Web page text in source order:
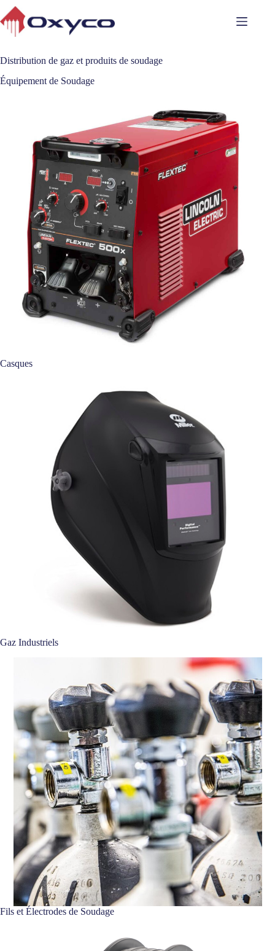
Skip
to
content
Distribution de gaz et produits de soudage
Équipement de Soudage
Casques
Gaz Industriels
Fils et Électrodes de Soudage